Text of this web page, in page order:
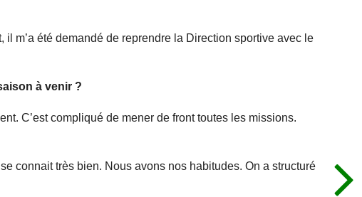
m’a été demandé de reprendre la Direction sportive avec le
à venir ?
C’est compliqué de mener de front toutes les missions.
connait très bien. Nous avons nos habitudes. On a structuré